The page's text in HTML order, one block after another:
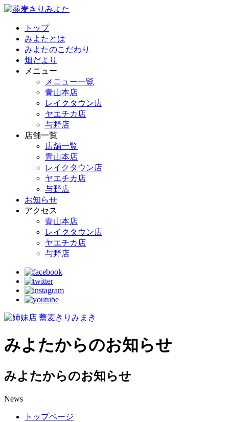
トップ
みよたとは
みよたのこだわり
畑だより
メニュー
メニュー一覧
青山本店
レイクタウン店
ヤエチカ店
与野店
店舗一覧
店舗一覧
青山本店
レイクタウン店
ヤエチカ店
与野店
お知らせ
アクセス
青山本店
レイクタウン店
ヤエチカ店
与野店
みよたからのお知らせ
みよたからのお知らせ
News
トップページ